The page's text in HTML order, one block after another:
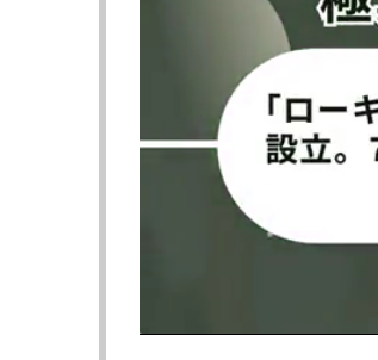
頑張れー」などの声が並ん
■「太ももは全然大丈夫」
ただし、状態に問題はな
全然大丈夫ですよ！」と明
の！打たせ稽古でなりま
試合前の調整はすでに激
前にはもうスパーリング
最後のスパーリングは4月